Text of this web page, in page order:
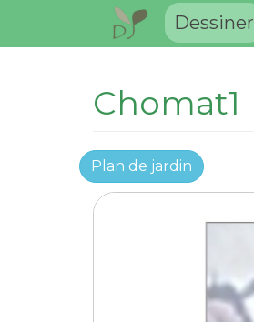
Dessiner
Chomat1
Plan de jardin